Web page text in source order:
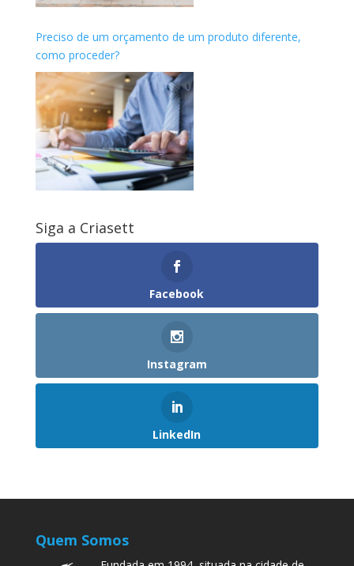
Preciso de um orçamento de um produto diferente,
como proceder?
Siga a Criasett
Facebook
Instagram
LinkedIn
Quem Somos